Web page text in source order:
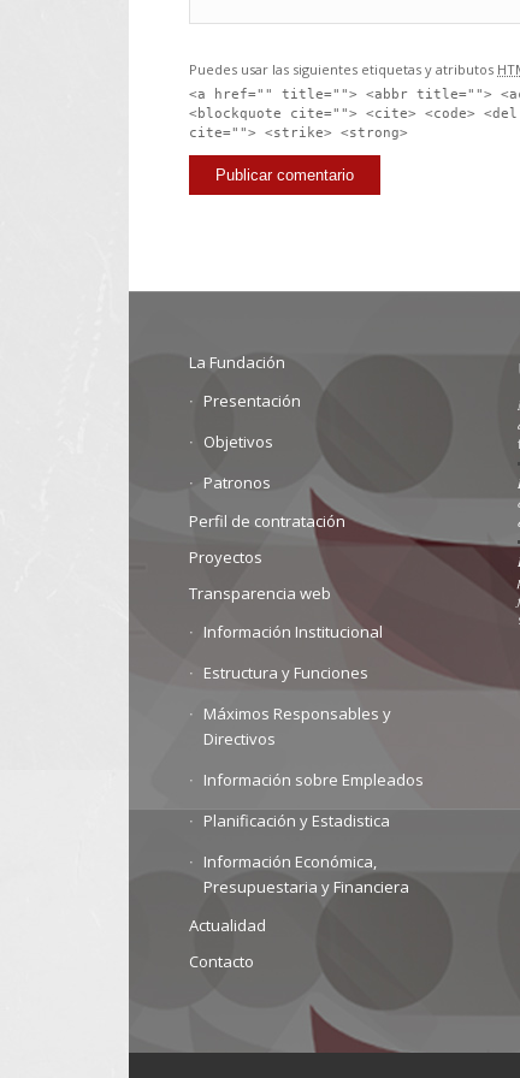
Puedes usar las siguientes etiquetas y atributos
<a href="" title=""> <abbr title="">
<blockquote cite=""> <cite> <code> <del
cite=""> <strike> <strong>
La Fundación
Presentación
Objetivos
Patronos
Perfil de contratación
Proyectos
Transparencia web
Información Institucional
Estructura y Funciones
Máximos Responsables y
Directivos
Información sobre Empleados
Planificación y Estadistica
Información Económica,
Presupuestaria y Financiera
Actualidad
Contacto